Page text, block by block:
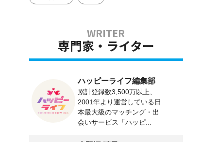
専門家・ライター
ハッピーライフ編集部
累計登録数3,500万以上、
2001年より運営している日
本最大級のマッチング・出
会いサービス「ハッピ...